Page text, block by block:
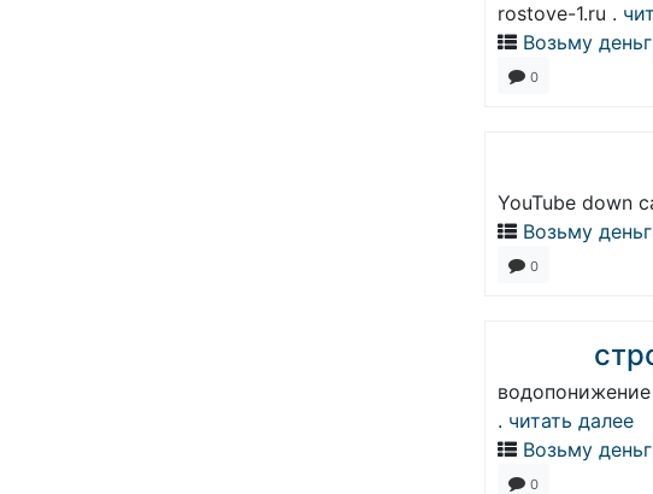
rostove-1.ru .
Возьму
0
YouTube down
Возьму
0
. читать далее
Возьму
0